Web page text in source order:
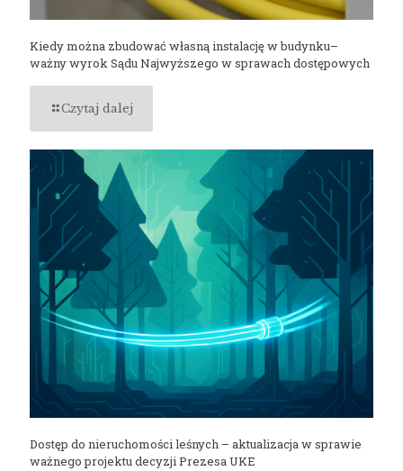
Kiedy można zbudować własną instalację w budynku–
ważny wyrok Sądu Najwyższego w sprawach dostępowych
Czytaj dalej
Dostęp do nieruchomości leśnych – aktualizacja w sprawie
ważnego projektu decyzji Prezesa UKE